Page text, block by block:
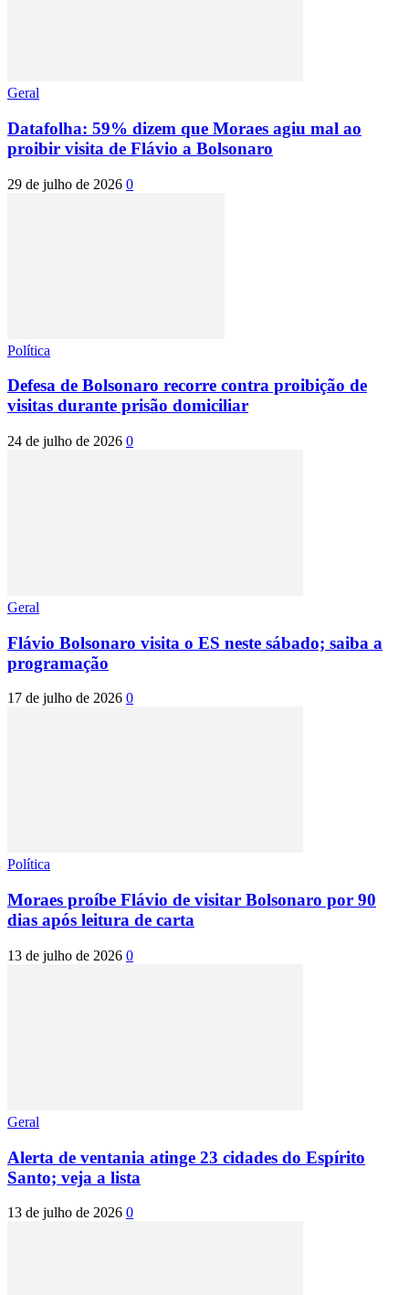
Geral
Datafolha: 59% dizem que Moraes agiu mal ao
proibir visita de Flávio a Bolsonaro
29 de julho de 2026 0
Política
Defesa de Bolsonaro recorre contra proibição de
visitas durante prisão domiciliar
24 de julho de 2026 0
Geral
Flávio Bolsonaro visita o ES neste sábado; saiba a
programação
17 de julho de 2026 0
Política
Moraes proíbe Flávio de visitar Bolsonaro por 90
dias após leitura de carta
13 de julho de 2026 0
Geral
Alerta de ventania atinge 23 cidades do Espírito
Santo; veja a lista
13 de julho de 2026 0